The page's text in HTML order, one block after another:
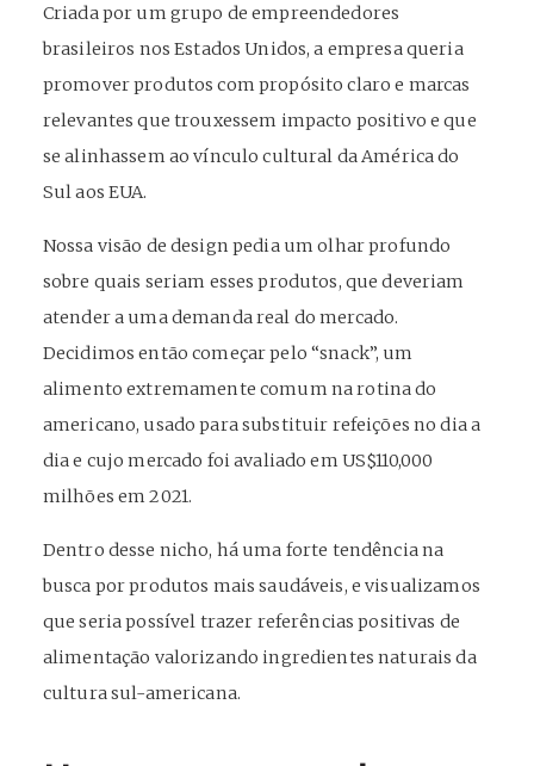
Criada por um grupo de empreendedores
brasileiros nos Estados Unidos, a empresa queria
promover produtos com propósito claro e marcas
relevantes que trouxessem impacto positivo e que
se alinhassem ao vínculo cultural da América do
Sul aos EUA.
Nossa visão de design pedia um olhar profundo
sobre quais seriam esses produtos, que deveriam
atender a uma demanda real do mercado.
Decidimos então começar pelo “snack”, um
alimento extremamente comum na rotina do
americano, usado para substituir refeições no dia a
dia e cujo mercado foi avaliado em US$110,000
milhões em 2021.
Dentro desse nicho, há uma forte tendência na
busca por produtos mais saudáveis, e visualizamos
que seria possível trazer referências positivas de
alimentação valorizando ingredientes naturais da
cultura sul-americana.